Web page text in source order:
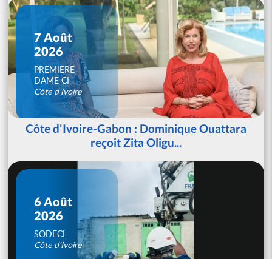
7 Août
2026
PREMIERE
DAME CI
Côte d'Ivoire
Côte d'Ivoire-Gabon : Dominique Ouattara
reçoit Zita Oligu...
6 Août
2026
SODECI
Côte d'Ivoire